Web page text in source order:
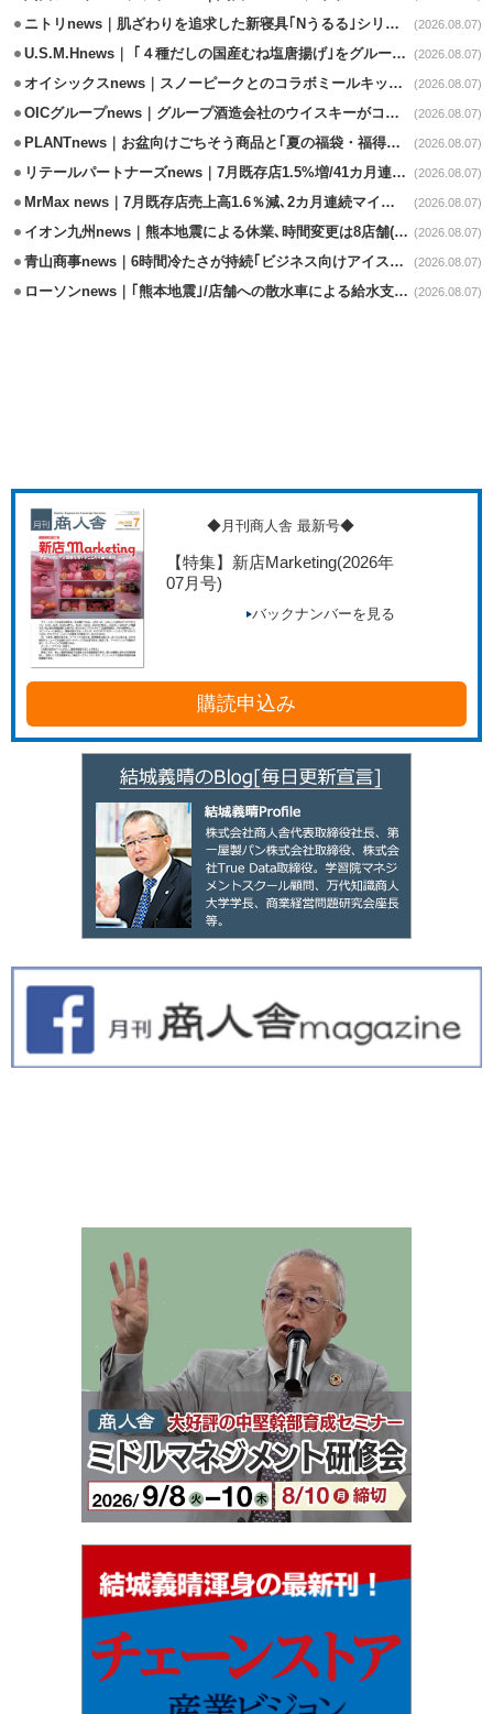
ニトリnews｜肌ざわりを追求した新寝具｢Nうるる｣シリーズを発売 (2026.08.07)
U.S.M.Hnews｜ ｢４種だしの国産むね塩唐揚げ｣をグループ610店で共同販促 (2026.08.07)
オイシックスnews｜スノーピークとのコラボミールキット8/13発売 (2026.08.07)
OICグループnews｜グループ酒造会社のウイスキーがコンペティション受賞 (2026.08.07)
PLANTnews｜お盆向けごちそう商品と｢夏の福袋・福得カート｣8/8から開催 (2026.08.07)
リテールパートナーズnews｜7月既存店1.5%増/41カ月連続増 (2026.08.07)
MrMax news｜7月既存店売上高1.6％減､2カ月連続マイナス (2026.08.07)
イオン九州news｜熊本地震による休業､時間変更は8店舗(8/7時点) (2026.08.07)
青山商事news｜6時間冷たさが持続｢ビジネス向けアイスベスト｣発売 (2026.08.07)
ローソンnews｜｢熊本地震｣/店舗への散水車による給水支援を開始 (2026.08.07)
◆月刊商人舎 最新号◆
【特集】新店Marketing(2026年
07月号)
バックナンバーを見る
購読申込み